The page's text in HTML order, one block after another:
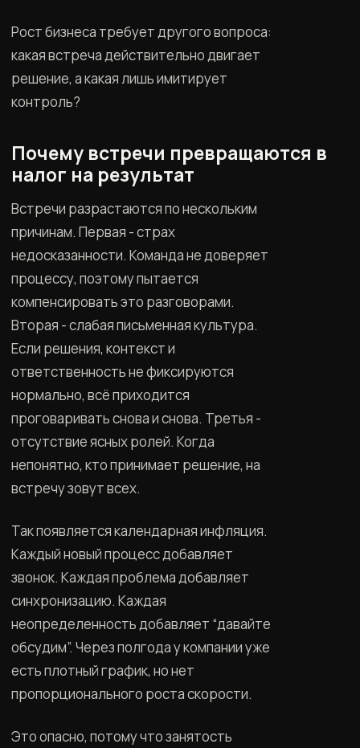
Рост бизнеса требует другого вопроса:
какая встреча действительно двигает
решение, а какая лишь имитирует
контроль?
Почему встречи превращаются в
налог на результат
Встречи разрастаются по нескольким
причинам. Первая - страх
недосказанности. Команда не доверяет
процессу, поэтому пытается
компенсировать это разговорами.
Вторая - слабая письменная культура.
Если решения, контекст и
ответственность не фиксируются
нормально, всё приходится
проговаривать снова и снова. Третья -
отсутствие ясных ролей. Когда
непонятно, кто принимает решение, на
встречу зовут всех.
Так появляется календарная инфляция.
Каждый новый процесс добавляет
звонок. Каждая проблема добавляет
синхронизацию. Каждая
неопределенность добавляет “давайте
обсудим”. Через полгода у компании уже
есть плотный график, но нет
пропорционального роста скорости.
Это опасно, потому что занятость